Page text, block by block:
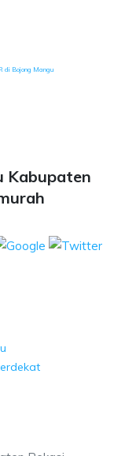
di Bojong Mangu
Kabupaten